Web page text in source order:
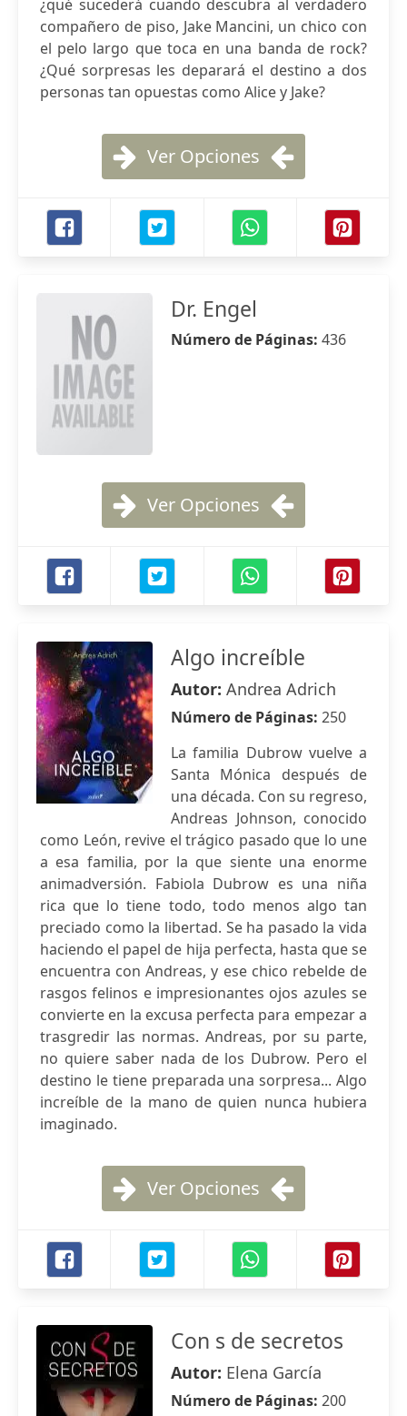
¿qué sucederá cuando descubra al verdadero
compañero de piso, Jake Mancini, un chico con
el pelo largo que toca en una banda de rock?
¿Qué sorpresas les deparará el destino a dos
personas tan opuestas como Alice y Jake?
Ver Opciones
Dr. Engel
Número de Páginas: 436
Ver Opciones
Algo increíble
Autor: Andrea Adrich
Número de Páginas: 250
La familia Dubrow vuelve a
Santa Mónica después de
una década. Con su regreso,
Andreas Johnson, conocido
como León, revive el trágico pasado que lo une
a esa familia, por la que siente una enorme
animadversión. Fabiola Dubrow es una niña
rica que lo tiene todo, todo menos algo tan
preciado como la libertad. Se ha pasado la vida
haciendo el papel de hija perfecta, hasta que se
encuentra con Andreas, y ese chico rebelde de
rasgos felinos e impresionantes ojos azules se
convierte en la excusa perfecta para empezar a
trasgredir las normas. Andreas, por su parte,
no quiere saber nada de los Dubrow. Pero el
destino le tiene preparada una sorpresa... Algo
increíble de la mano de quien nunca hubiera
imaginado.
Ver Opciones
Con s de secretos
Autor: Elena García
Número de Páginas: 200